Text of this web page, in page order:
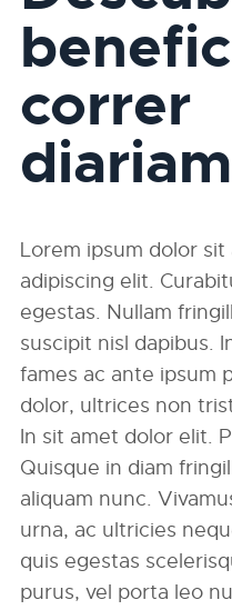
correr
Lorem ipsum dolor
adipiscing elit.
egestas. Nullam
suscipit nisl dapibus.
fames ac ante ipsum
dolor, ultrices non
In sit amet dolor elit.
Quisque in diam
aliquam nunc.
urna, ac ultricies
quis egestas
purus, vel porta leo